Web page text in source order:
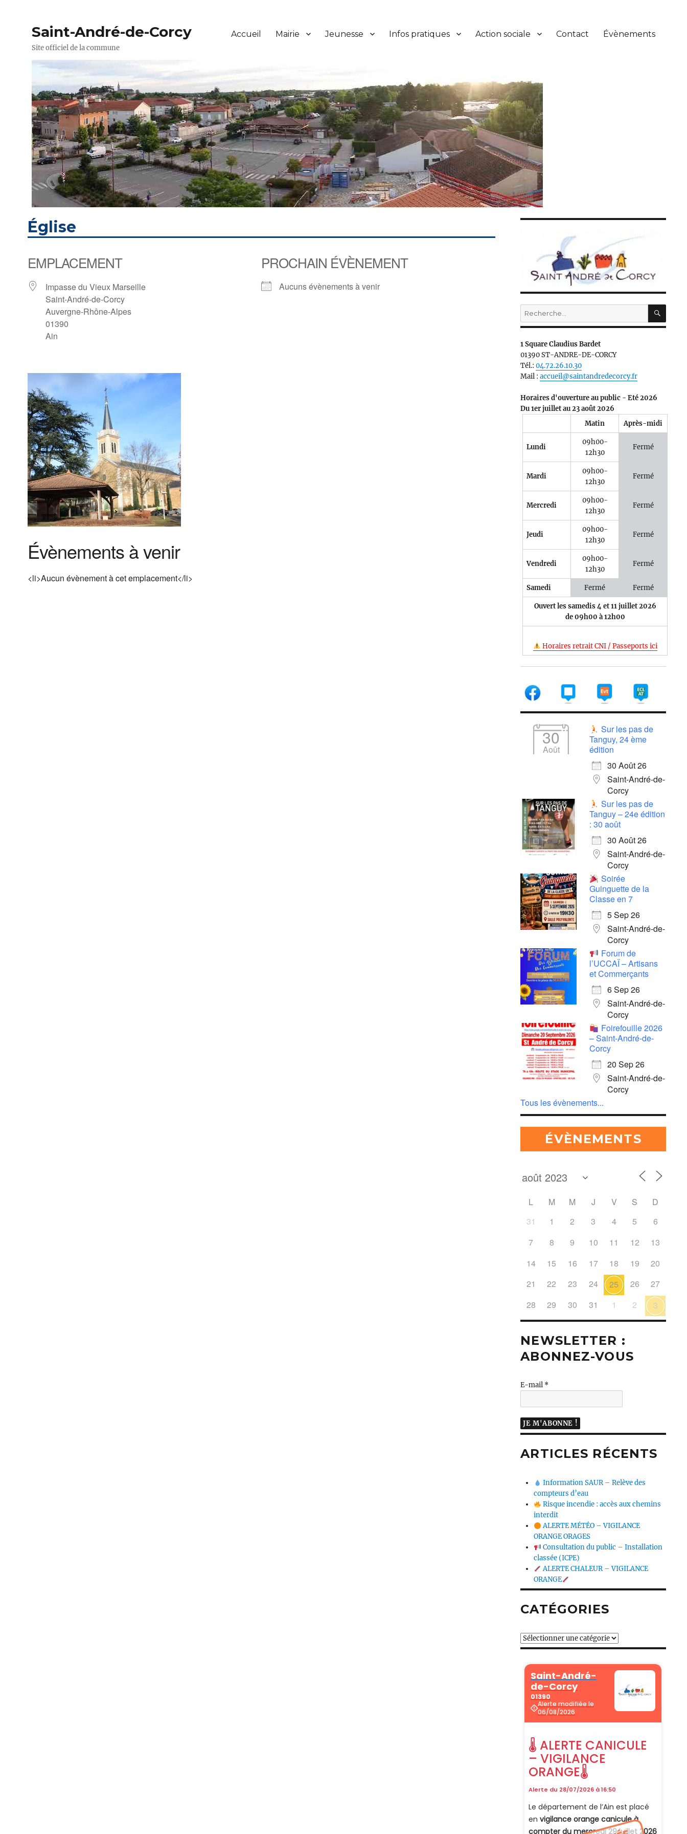
Saint-André-de-Corcy
Site officiel de la commune
Accueil Mairie Jeunesse Infos pratiques Action sociale Contact Évènements
Église
EMPLACEMENT
Impasse du Vieux Marseille
Saint-André-de-Corcy
Auvergne-Rhône-Alpes
01390
Ain
PROCHAIN ÉVÈNEMENT
Aucuns évènements à venir
Évènements à venir
<li>Aucun évènement à cet emplacement</li>
Recherche
pour :
1 Square Claudius Bardet
01390 ST-ANDRE-DE-CORCY
Tél.:04.72.26.10.30
Mail :accueil@saintandredecorcy.fr
Horaires d'ouverture au public - Eté 2026
Du 1er juillet au 23 août 2026
Matin
Après-midi
Lundi
09h00-
12h30
Fermé
Mardi
09h00-
12h30
Fermé
Mercredi
09h00-
12h30
Fermé
Jeudi
09h00-
12h30
Fermé
Vendredi
09h00-
12h30
Fermé
Samedi Fermé Fermé
Ouvert les samedis 4 et 11 juillet 2026
de 09h00 à 12h00
Horaires retrait CNI / Passeports ici
30
Août
Sur les pas de
Tanguy, 24 ème
édition
30 Août 26
Saint-André-de-
Corcy
Sur les pas de
Tanguy – 24e édition
: 30 août
30 Août 26
Saint-André-de-
Corcy
Soirée
Guinguette de la
Classe en 7
5 Sep 26
Saint-André-de-
Corcy
Forum de
l’UCCAÏ – Artisans
et Commerçants
6 Sep 26
Saint-André-de-
Corcy
Foirefouille 2026
– Saint-André-de-
Corcy
20 Sep 26
Saint-André-de-
Corcy
Tous les évènements...
ÉVÈNEMENTS
L M M J V S
D
31
1 2 3 4 5
6
7
8 9 10 11 12
13
14
15 16 17 18 19
20
21
22 23 24 25 26
27
28
29 30 31 1 2 3
NEWSLETTER :
ABONNEZ-VOUS
E-mail *
ARTICLES RÉCENTS
Information SAUR – Relève des
compteurs d’eau
Risque incendie : accès aux chemins
interdit
ALERTE MÉTÉO – VIGILANCE
ORANGE ORAGES
Consultation du public – Installation
classée (ICPE)
ALERTE CHALEUR – VIGILANCE
ORANGE
CATÉGORIES
Catégories